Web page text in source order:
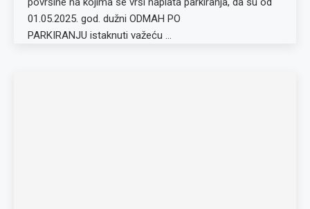
01.05.2025. god. dužni ODMAH PO
PARKIRANJU istaknuti važeću …